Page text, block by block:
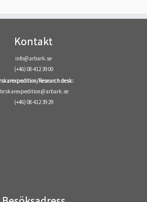
Kontakt
info@arbark.se
(+46) 08-412 39 00
Research desk:
(+46) 08-412 39 29